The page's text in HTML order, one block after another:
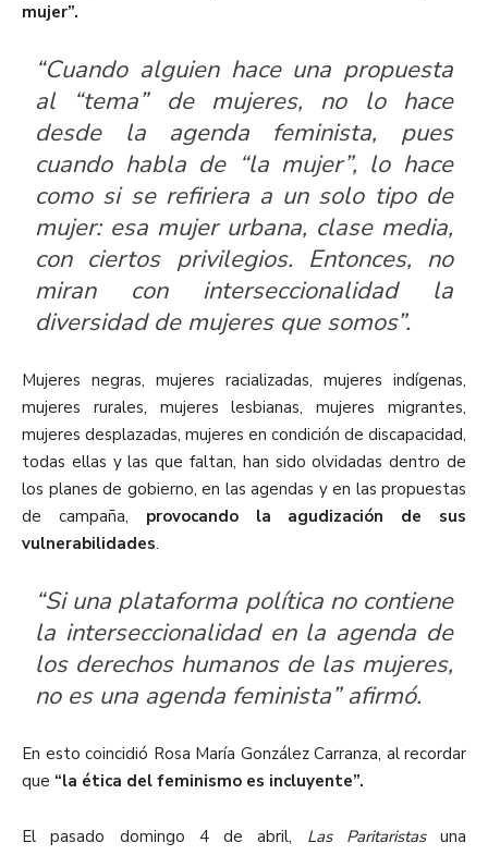
mujer”.
“Cuando alguien hace una propuesta
al “tema” de mujeres, no lo hace
desde la agenda feminista, pues
cuando habla de “la mujer”, lo hace
como si se refiriera a un solo tipo de
mujer: esa mujer urbana, clase media,
con ciertos privilegios. Entonces, no
miran con interseccionalidad la
diversidad de mujeres que somos”.
Mujeres negras, mujeres racializadas, mujeres indígenas,
mujeres rurales, mujeres lesbianas, mujeres migrantes,
mujeres desplazadas, mujeres en condición de discapacidad,
todas ellas y las que faltan, han sido olvidadas dentro de
los planes de gobierno, en las agendas y en las propuestas
de campaña, provocando la agudización de sus
vulnerabilidades.
“Si una plataforma política no contiene
la interseccionalidad en la agenda de
los derechos humanos de las mujeres,
no es una agenda feminista” afirmó.
En esto coincidió Rosa María González Carranza, al recordar
que “la ética del feminismo es incluyente”.
El pasado domingo 4 de abril, Las Paritaristasuna